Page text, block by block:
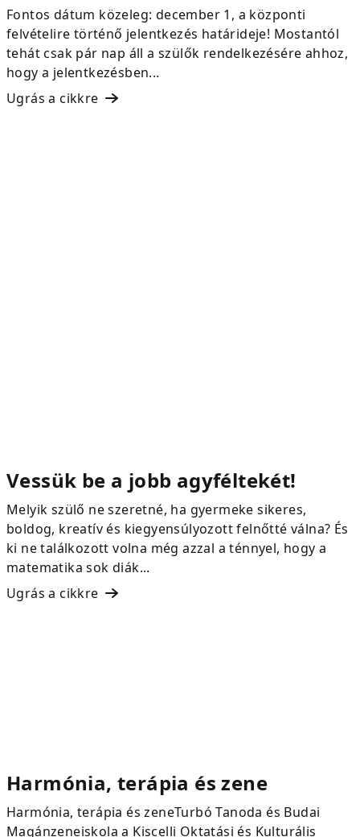
Fontos dátum közeleg: december 1, a központi
felvételire történő jelentkezés határideje! Mostantól
tehát csak pár nap áll a szülők rendelkezésére ahhoz,
hogy a jelentkezésben...
Ugrás a cikkre
Vessük be a jobb agyféltekét!
Melyik szülő ne szeretné, ha gyermeke sikeres,
boldog, kreatív és kiegyensúlyozott felnőtté válna? És
ki ne találkozott volna még azzal a ténnyel, hogy a
matematika sok diák...
Ugrás a cikkre
Harmónia, terápia és zene
Harmónia, terápia és zeneTurbó Tanoda és Budai
Magánzeneiskola a Kiscelli Oktatási és Kulturális